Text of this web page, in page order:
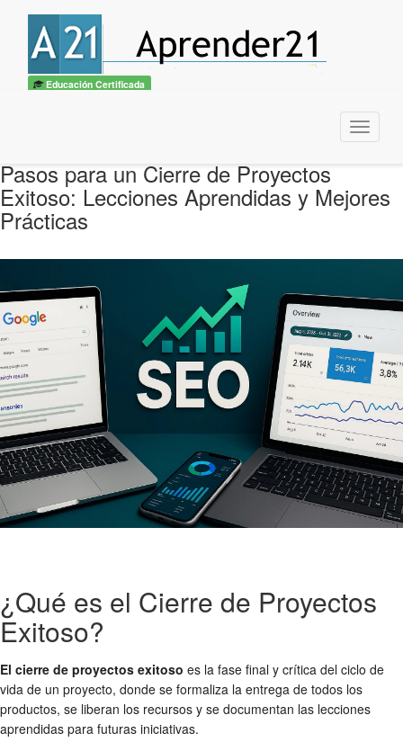
Educación Certificada
Menu
Pasos para un Cierre de Proyectos
Exitoso: Lecciones Aprendidas y Mejores
Prácticas
¿Qué es el Cierre de Proyectos
Exitoso?
El cierre de proyectos exitoso es la fase final y crítica del ciclo de
vida de un proyecto, donde se formaliza la entrega de todos los
productos, se liberan los recursos y se documentan las lecciones
aprendidas para futuras iniciativas.